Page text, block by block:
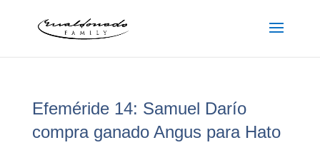
Efeméride 14: Samuel Darío
compra ganado Angus para Hato